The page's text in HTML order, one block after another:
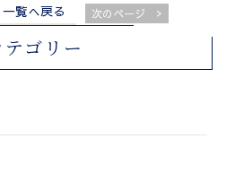
テゴリー
一覧へ戻る 次のページ >